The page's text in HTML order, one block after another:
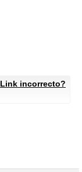
Link incorrecto?